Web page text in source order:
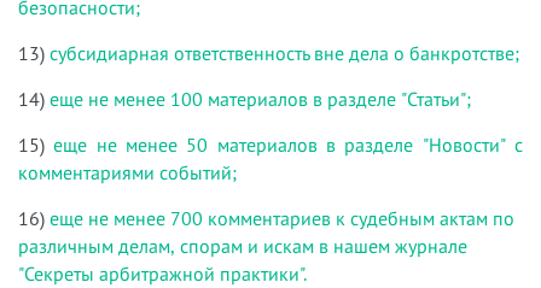
безопасности;
13) субсидиарная ответственность вне дела о банкротстве;
14) еще не менее 100 материалов в разделе "Статьи";
15)еще не менее 50 материалов в разделе "Новости" с
комментариями событий;
16) еще не менее 700 комментариев к судебным актам по
различным делам, спорам и искам в нашем журнале
"Секреты арбитражной практики".